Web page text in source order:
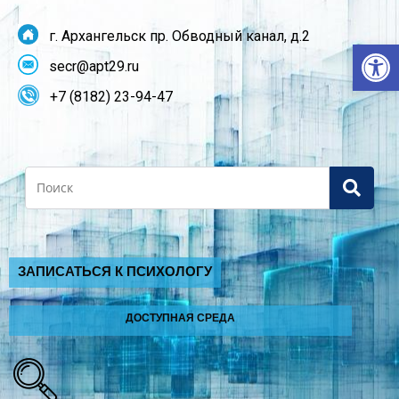
г. Архангельск пр. Обводный канал, д.2
secr@apt29.ru
+7 (8182) 23-94-47
Search
ЗАПИСАТЬСЯ К ПСИХОЛОГУ
ДОСТУПНАЯ СРЕДА